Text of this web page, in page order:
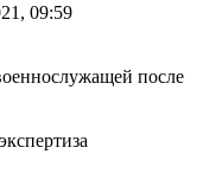
09:59